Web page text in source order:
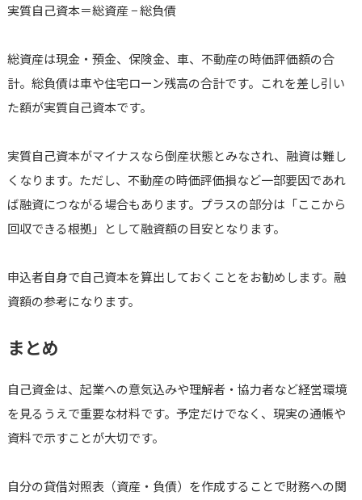
実質自己資本＝総資産 − 総負債
総資産は現金・預金、保険金、車、不動産の時価評価額の合
計。総負債は車や住宅ローン残高の合計です。これを差し引い
た額が実質自己資本です。
実質自己資本がマイナスなら倒産状態とみなされ、融資は難し
くなります。ただし、不動産の時価評価損など一部要因であれ
ば融資につながる場合もあります。プラスの部分は「ここから
回収できる根拠」として融資額の目安となります。
申込者自身で自己資本を算出しておくことをお勧めします。融
資額の参考になります。
まとめ
自己資金は、起業への意気込みや理解者・協力者など経営環境
を見るうえで重要な材料です。予定だけでなく、現実の通帳や
資料で示すことが大切です。
自分の貸借対照表（資産・負債）を作成することで財務への関